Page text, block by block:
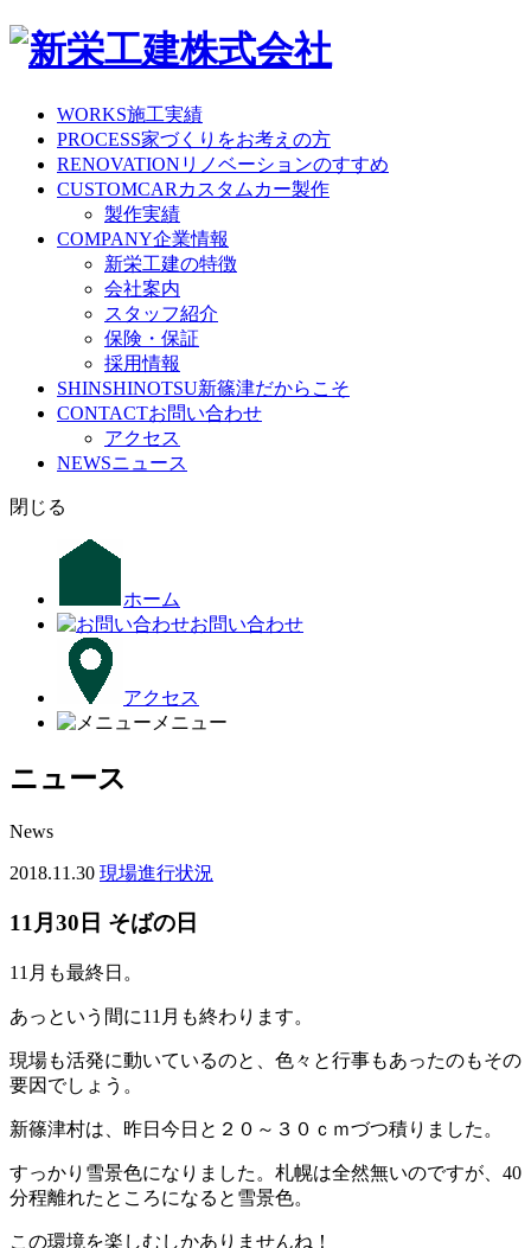
WORKS施工実績
PROCESS家づくりをお考えの方
RENOVATION リノベーションのすすめ
CUSTOMCAR カスタムカー製作
製作実績
COMPANY企業情報
新栄工建の特徴
会社案内
スタッフ紹介
保険・保証
採用情報
SHINSHINOTSU新篠津だからこそ
CONTACTお問い合わせ
アクセス
NEWSニュース
閉じる
ホーム
お問い合わせ
アクセス
メニュー
ニュース
News
2018.11.30 現場進行状況
11月30日 そばの日
11月も最終日。
あっという間に11月も終わります。
現場も活発に動いているのと、色々と行事もあったのもその
要因でしょう。
新篠津村は、昨日今日と２０～３０ｃｍづつ積りました。
すっかり雪景色になりました。札幌は全然無いのですが、40
分程離れたところになると雪景色。
この環境を楽しむしかありませんね！